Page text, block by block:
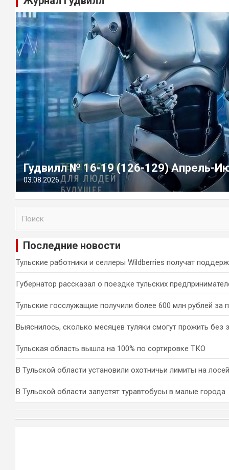
Гудвилл № 16-19 (126-129) Апрель-
03.08.2026
и
Последние новости
Тульские работники и селлеры Wildberries получат
Губернатор рассказал о поездке тульских
Тульские госслужащие получили более 600 млн рублей за
Выяснилось, сколько месяцев туляки смогут прожить без
Тульская область вышла на 100% по сортировке ТКО
В Тульской области установили охотничьи лимиты на
В Тульской области запустят туравтобусы в малые города